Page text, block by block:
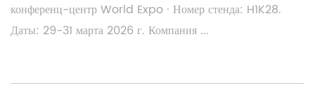
конференц-центр World Expo · Номер стенда: H1K28.
Даты: 29-31 марта 2026 г. Компания ...